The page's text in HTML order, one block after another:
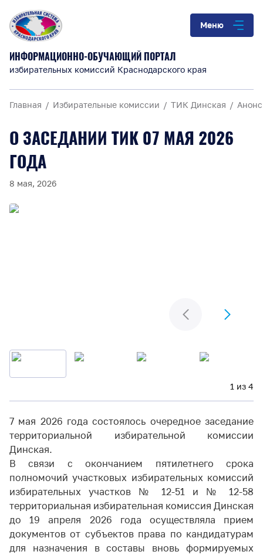
Меню
ИНФОРМАЦИОННО-ОБУЧАЮЩИЙ ПОРТАЛ
избирательных комиссий Краснодарского края
Главная Избирательные комиссии ТИК Динская
О ЗАСЕДАНИИ ТИК 07 МАЯ 2026
ГОДА
8 мая, 2026
1 из 4
7 мая 2026 года состоялось очередное заседание
территориальной избирательной комиссии
Динская.
В связи с окончанием пятилетнего срока
полномочий участковых избирательных комиссий
избирательных участков № 12-51 и № 12-58
территориальная избирательная комиссия Динская
до 19 апреля 2026 года осуществляла прием
документов от субъектов права по кандидатурам
для назначения в составы вновь формируемых